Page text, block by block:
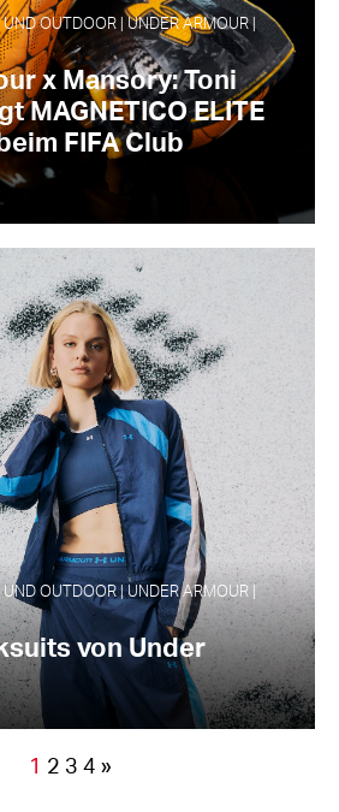
OUTDOOR | UNDER ARMOUR |
x Mansory: Toni
MAGNETICO ELITE
FIFA Club
OUTDOOR | UNDER ARMOUR |
von Under
1 2 3 4 »